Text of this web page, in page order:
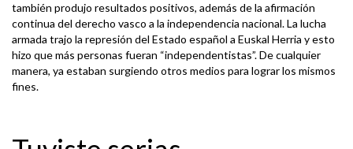
también produjo resultados positivos, además de la afirmación
continua del derecho vasco a la independencia nacional. La lucha
armada trajo la represión del Estado español a Euskal Herria y esto
hizo que más personas fueran “independentistas”. De cualquier
manera, ya estaban surgiendo otros medios para lograr los mismos
fines.